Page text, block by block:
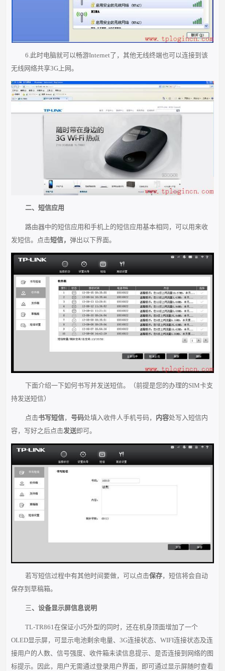
6.此时电脑就可以畅游Internet了，其他无线终端也可以连接到该
无线网络共享3G上网。
二、短信应用
路由器中的短信应用和手机上的短信应用基本相同，可以用来收
发短信。点击短信，弹出以下界面。
下面介绍一下如何书写并发送短信。（前提是您的办理的SIM卡支
持发送短信）
点击书写短信， 号码处填入收件人手机号码， 内容处写入短信内
容，写好之后点击发送即可。
若写短信过程中有其他时间要做，可以点击保存，短信将会自动
保存到草稿箱。
三、设备显示屏信息说明
TL-TR861在保证小巧外型的同时，还在机身顶面增加了一个
OLED显示屏，可显示电池剩余电量、3G连接状态、WIFI连接状态及连
接用户的人数、信号强度、收件箱未读信息提示、是否连接到网络的图
标提示。因此，用户无需通过登录用户界面，即可通过显示屏随时查看